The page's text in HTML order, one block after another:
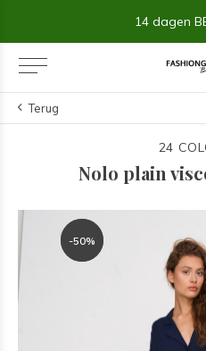
14 dagen
Terug
24
Nolo plain
-50%
-50%